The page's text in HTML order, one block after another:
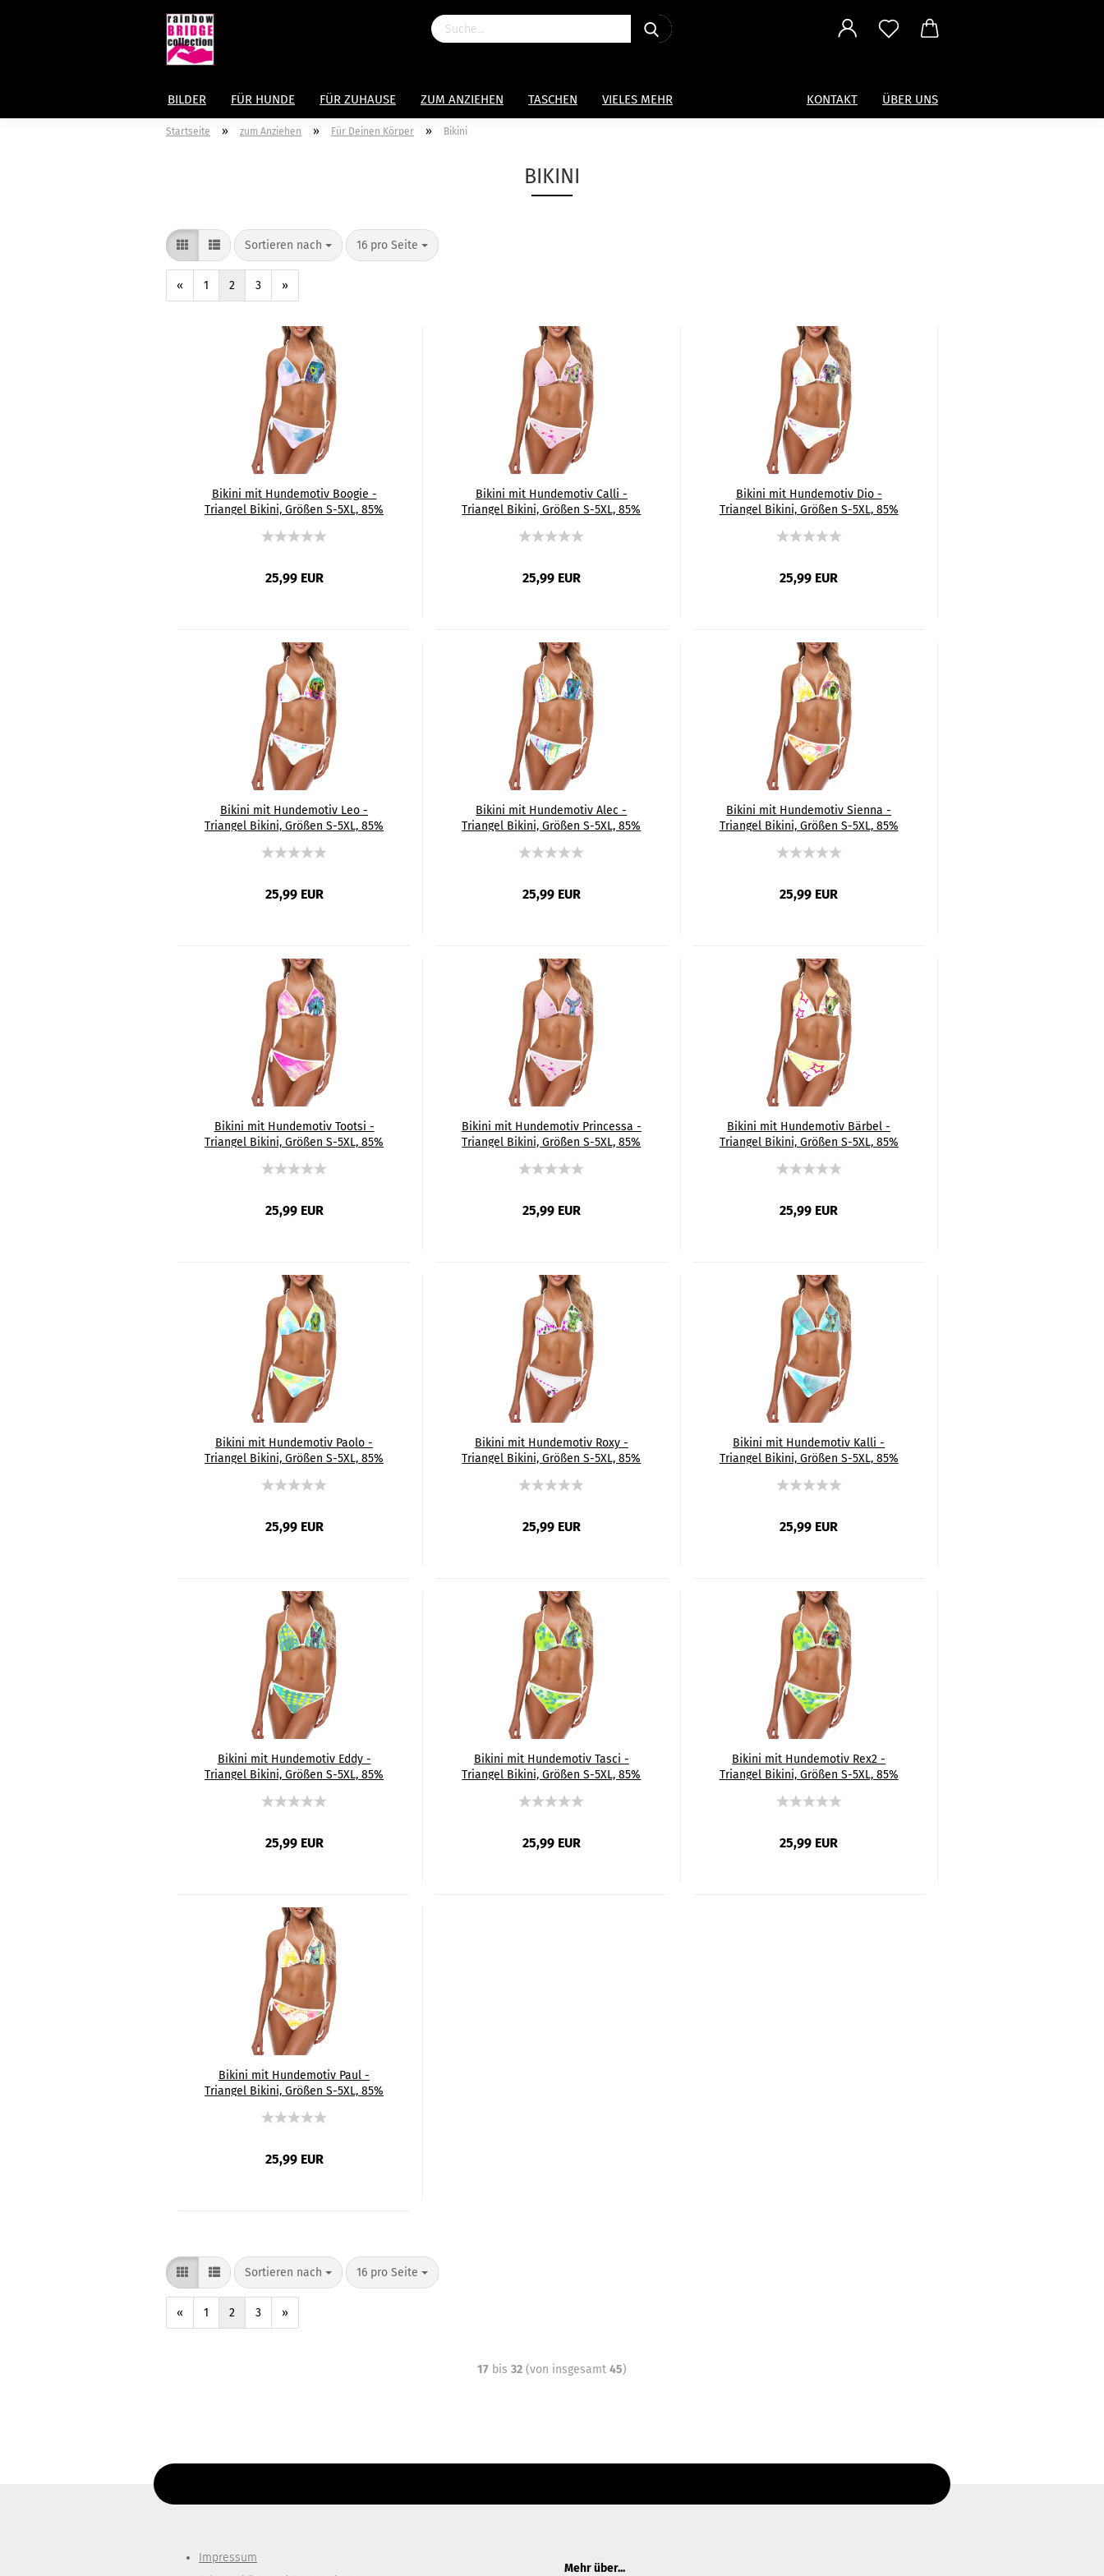
BILDER FÜR HUNDE FÜR ZUHAUSE ZUM ANZIEHEN TASCHEN VIELES MEHR KONTAKT ÜBER UNS
Startseite » zum Anziehen » Für Deinen Körper » Bikini
BIKINI
Sortieren nach 16 pro Seite
« 1 2 3 »
Bikini mit Hundemotiv Boogie -
Triangel Bikini, Größen S-5XL, 85%
Amstaff, Staff, Staffordshire
25,99 EUR
Bikini mit Hundemotiv Calli -
Triangel Bikini, Größen S-5XL, 85%
Amstaff, Staff, Staffordshire,
25,99 EUR
Bikini mit Hundemotiv Dio -
Triangel Bikini, Größen S-5XL, 85%
Amstaff, Staff, Staffordshire,
25,99 EUR
Bikini mit Hundemotiv Leo -
Triangel Bikini, Größen S-5XL, 85%
Labrador, Labbi
25,99 EUR
Bikini mit Hundemotiv Alec -
Triangel Bikini, Größen S-5XL, 85%
Schäferhund, German Shepherd,
25,99 EUR
Bikini mit Hundemotiv Sienna -
Triangel Bikini, Größen S-5XL, 85%
Windhund, Podenco
25,99 EUR
Bikini mit Hundemotiv Tootsi -
Triangel Bikini, Größen S-5XL, 85%
Windhund, Podenco
25,99 EUR
Bikini mit Hundemotiv Princessa -
Triangel Bikini, Größen S-5XL, 85%
Windhund, Podenco
25,99 EUR
Bikini mit Hundemotiv Bärbel -
Triangel Bikini, Größen S-5XL, 85%
Bullterrier, Bulli, Mini, SOKA,
25,99 EUR
Bikini mit Hundemotiv Paolo -
Triangel Bikini, Größen S-5XL, 85%
Basset Hound
25,99 EUR
Bikini mit Hundemotiv Roxy -
Triangel Bikini, Größen S-5XL, 85%
Bullterrier, Bulli, Mini, SOKA,
25,99 EUR
Bikini mit Hundemotiv Kalli -
Triangel Bikini, Größen S-5XL, 85%
Bullterrier, Bulli, Mini, SOKA,
25,99 EUR
Bikini mit Hundemotiv Eddy -
Triangel Bikini, Größen S-5XL, 85%
Schäferhund, German Shepherd,
25,99 EUR
Bikini mit Hundemotiv Tasci -
Triangel Bikini, Größen S-5XL, 85%
Bunt,Pferd, Rennpferd
25,99 EUR
Bikini mit Hundemotiv Rex2 -
Triangel Bikini, Größen S-5XL, 85%
Mops, Pug, Mix, Mischling
25,99 EUR
Bikini mit Hundemotiv Paul -
Triangel Bikini, Größen S-5XL, 85%
Bullterrier, Bulli, Mini, SOKA,
25,99 EUR
Sortieren nach 16 pro Seite
« 1 2 3 »
17 bis 32 (von insgesamt 45)
Impressum
Mehr über...